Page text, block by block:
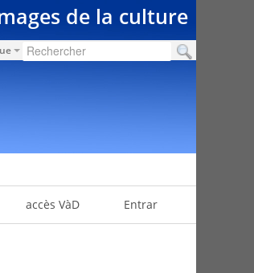
de la culture
accès VàD Entrar